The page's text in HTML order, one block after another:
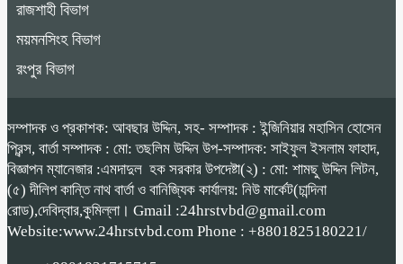
রাজশাহী বিভাগ
ময়মনসিংহ বিভাগ
রংপুর বিভাগ
সম্পাদক ও প্রকাশক: আবছার উদ্দিন, সহ- সম্পাদক : ইন্জিনিয়ার মহাসিন হোসেন
প্রিন্স, বার্তা সম্পাদক : মো: তছলিম উদ্দিন উপ-সম্পাদক: সাইফুল ইসলাম ফাহাদ,
বিজ্ঞাপন ম্যানেজার :এমদাদুল হক সরকার উপদেষ্টা(২) : মো: শামছু উদ্দিন লিটন,
(৫) দীলিপ কান্তি নাথ বার্তা ও বানিজ্যিক কার্যালয়: নিউ মার্কেট(চান্দিনা
রোড),দেবিদ্বার,কুমিল্লা। Gmail :24hrstvbd@gmail.com
Website:www.24hrstvbd.com Phone : +8801825180221/